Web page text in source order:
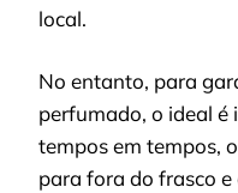
local.
No entanto, para
perfumado, o ideal é
tempos em tempos,
para fora do frasco